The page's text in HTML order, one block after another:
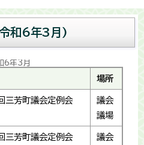
和6年3月)
6年3月
場所
三芳町議会定例会
議会
議場
三芳町議会定例会
議会